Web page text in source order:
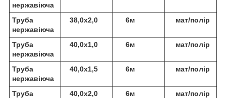
нержавіюча
Труба
нержавіюча
38,0х2,0 6м мат/полір
Труба
нержавіюча
40,0х1,0 6м мат/полір
Труба
нержавіюча
40,0х1,5 6м мат/полір
Труба
40,0х2,0 6м мат/полір